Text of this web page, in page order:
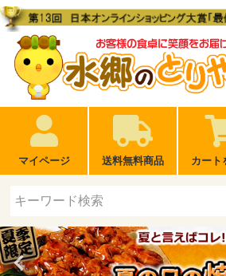
マイページ 送料無料商品 カート